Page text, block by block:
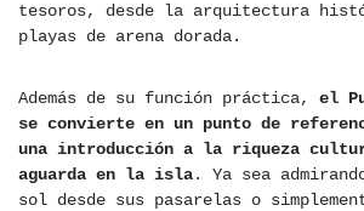
tesoros, desde la arquitectura
playas de arena dorada.
Además de su función práctica, el
se convierte en un punto de
una introducción a la riqueza
aguarda en la isla. Ya sea
sol desde sus pasarelas o